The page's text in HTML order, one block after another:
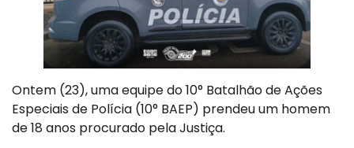
Ontem (23), uma equipe do 10° Batalhão de Ações
Especiais de Polícia (10° BAEP) prendeu um homem
de 18 anos procurado pela Justiça.